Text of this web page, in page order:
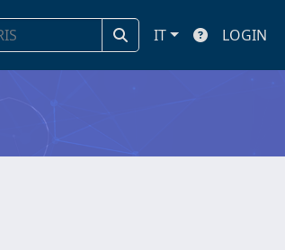
IT LOGIN